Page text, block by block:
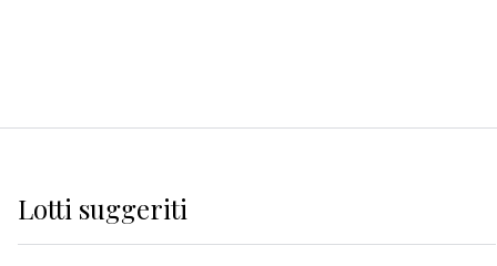
Lotti suggeriti